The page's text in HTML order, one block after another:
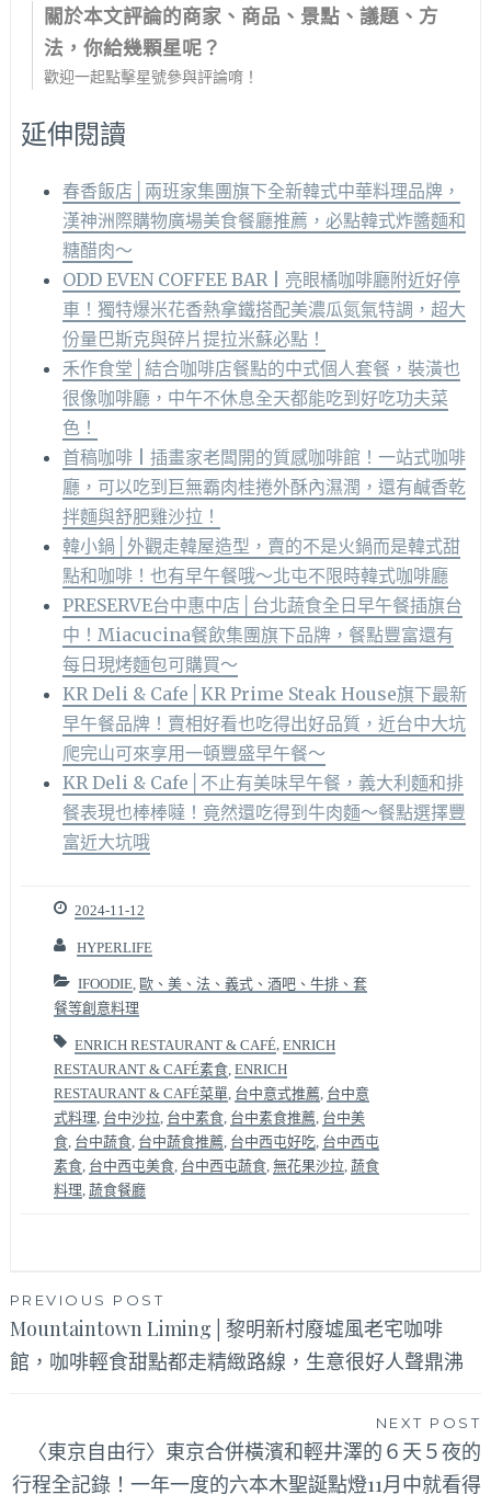
關於本文評論的商家、商品、景點、議題、方
法，你給幾顆星呢？
歡迎一起點擊星號參與評論唷！
延伸閱讀
春香飯店│兩班家集團旗下全新韓式中華料理品牌，
漢神洲際購物廣場美食餐廳推薦，必點韓式炸醬麵和
糖醋肉～
ODD EVEN COFFEE BAR | 亮眼橘咖啡廳附近好停
車！獨特爆米花香熱拿鐵搭配美濃瓜氮氣特調，超大
份量巴斯克與碎片提拉米蘇必點！
禾作食堂│結合咖啡店餐點的中式個人套餐，裝潢也
很像咖啡廳，中午不休息全天都能吃到好吃功夫菜
色！
首稿咖啡 | 插畫家老闆開的質感咖啡館！一站式咖啡
廳，可以吃到巨無霸肉桂捲外酥內濕潤，還有鹹香乾
拌麵與舒肥雞沙拉！
韓小鍋│外觀走韓屋造型，賣的不是火鍋而是韓式甜
點和咖啡！也有早午餐哦～北屯不限時韓式咖啡廳
PRESERVE台中惠中店│台北蔬食全日早午餐插旗台
中！Miacucina餐飲集團旗下品牌，餐點豐富還有
每日現烤麵包可購買～
KR Deli & Cafe│KR Prime Steak House旗下最新
早午餐品牌！賣相好看也吃得出好品質，近台中大坑
爬完山可來享用一頓豐盛早午餐～
KR Deli & Cafe│不止有美味早午餐，義大利麵和排
餐表現也棒棒噠！竟然還吃得到牛肉麵～餐點選擇豐
富近大坑哦
2024-11-12
HYPERLIFE
IFOODIE, 歐、美、法、義式、酒吧、牛排、套
餐等創意料理
ENRICH RESTAURANT & CAFÉ ENRICH
RESTAURANT & CAFÉ素食, ENRICH
RESTAURANT & CAFÉ菜單
台中意式推薦, 台中意
式料理
台中沙拉, 台中素食, 台中素食推薦, 台中美
食, 台中蔬食, 台中蔬食推薦, 台中西屯好吃, 台中西屯
素食, 台中西屯美食, 台中西屯蔬食, 無花果沙拉, 蔬食
料理 蔬食餐廳
文
章
導
PREVIOUS POST
Mountaintown Liming│黎明新村廢墟風老宅咖啡
館，咖啡輕食甜點都走精緻路線，生意很好人聲鼎沸
NEXT POST
〈東京自由行〉東京合併橫濱和輕井澤的６天５夜的
行程全記錄！一年一度的六本木聖誕點燈11月中就看得